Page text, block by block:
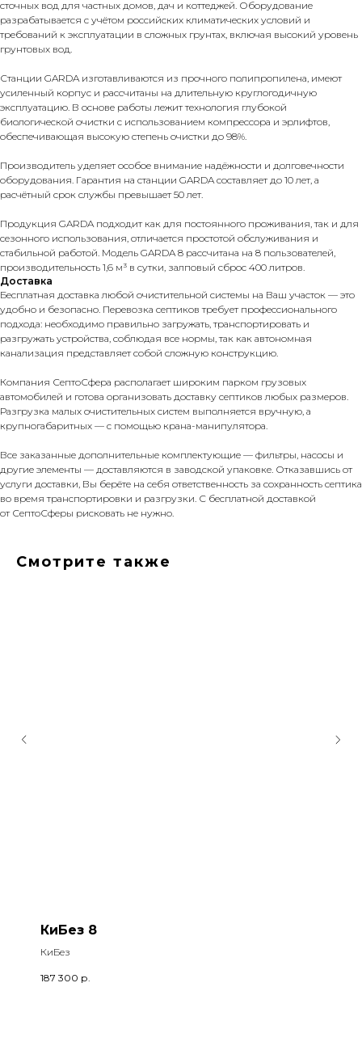
сточных вод для частных домов, дач и коттеджей. Оборудование
разрабатывается с учётом российских климатических условий и
требований к эксплуатации в сложных грунтах, включая высокий уровень
грунтовых вод.
Станции GARDA изготавливаются из прочного полипропилена, имеют
усиленный корпус и рассчитаны на длительную круглогодичную
эксплуатацию. В основе работы лежит технология глубокой
биологической очистки с использованием компрессора и эрлифтов,
обеспечивающая высокую степень очистки до 98%.
Производитель уделяет особое внимание надёжности и долговечности
оборудования. Гарантия на станции GARDA составляет до 10 лет, а
расчётный срок службы превышает 50 лет.
Продукция GARDA подходит как для постоянного проживания, так и для
сезонного использования, отличается простотой обслуживания и
стабильной работой. Модель GARDA 8 рассчитана на 8 пользователей,
производительность 1,6 м³ в сутки, залповый сброс 400 литров.
Доставка
Бесплатная доставка любой очистительной системы на Ваш участок — это
удобно и безопасно. Перевозка септиков требует профессионального
подхода: необходимо правильно загружать, транспортировать и
разгружать устройства, соблюдая все нормы, так как автономная
канализация представляет собой сложную конструкцию.
Компания СептоСфера располагает широким парком грузовых
автомобилей и готова организовать доставку септиков любых размеров.
Разгрузка малых очистительных систем выполняется вручную, а
крупногабаритных — с помощью крана-манипулятора.
Все заказанные дополнительные комплектующие — фильтры, насосы и
другие элементы — доставляются в заводской упаковке. Отказавшись от
услуги доставки, Вы берёте на себя ответственность за сохранность септика
во время транспортировки и разгрузки. С бесплатной доставкой
от СептоСферы рисковать не нужно.
Смотрите также
КиБез 8
КиБез
187 300 р.